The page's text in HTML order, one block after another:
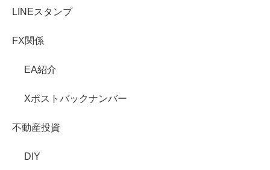
LINEスタンプ
FX関係
EA紹介
Xポストバックナンバー
不動産投資
DIY